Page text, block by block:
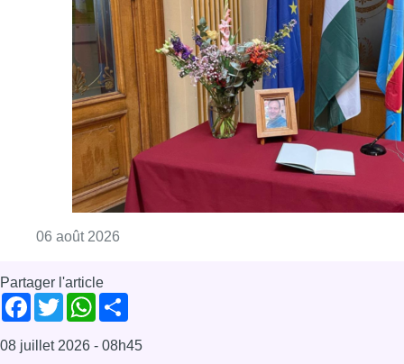
06 août 2026
Partager l'article
Facebook
TwitterWhatsApp
08 juillet 2026 - 08h45